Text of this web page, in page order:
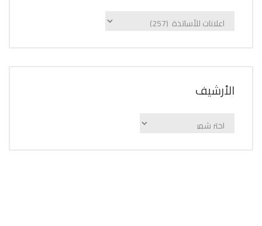
الإعلانات
اﻷرشيف
اﻷرشيف